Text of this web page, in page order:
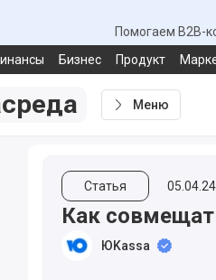
Помогаем B2B-
Бизнес Продукт
Меню
Статья
Как
ЮKassa